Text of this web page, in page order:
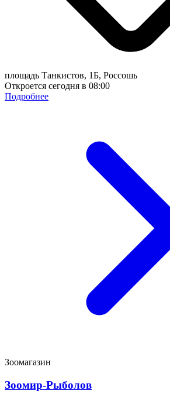
площадь Танкистов, 1Б, Россошь
Откроется сегодня в 08:00
Подробнее
Зоомагазин
Зоомир-Рыболов